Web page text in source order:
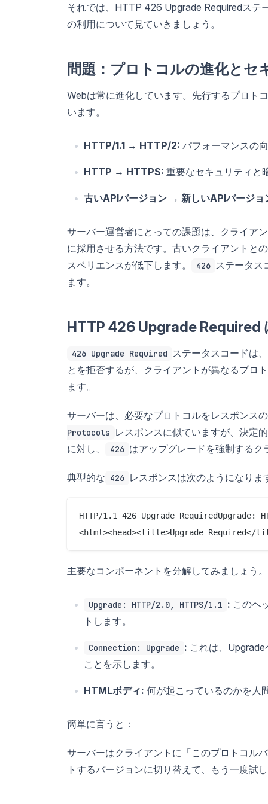
それでは、HTTP 426 Upgrade Requiredステ
の利用について見ていきましょう。
問題：プロトコルの進化とセ
Webは常に進化しています。先行するプロト
います。
HTTP/1.1 → HTTP/2: パフォーマンスの
HTTP → HTTPS: 重要なセキュリティと
古いAPIバージョン → 新しいAPIバージョ
サーバー運営者にとっての課題は、クライア
に採用させる方法です。古いクライアントと
スペリエンスが低下します。
426 ステータス
ます。
HTTP 426 Upgrade Required
426 Upgrade Required
ステータスコードは
とを拒否するが、クライアントが異なるプロ
ます。
サーバーは、必要なプロトコルをレスポンスの
Protocols
レスポンスに似ていますが、決定
に対し、
426 はアップグレードを強制するク
典型的な 426 レスポンスは次のようになりま
HTTP/1.1 426 Upgrade
主要なコンポーネントを分解してみましょう。
Upgrade: HTTP/2.0, HTTPS/1.1 : このヘ
トします。
Connection: Upgrade : これは、
ことを示します。
HTMLボディ: 何が起こっているのかを人
簡単に言うと：
サーバーはクライアントに「このプロトコル
トするバージョンに切り替えて、もう一度試